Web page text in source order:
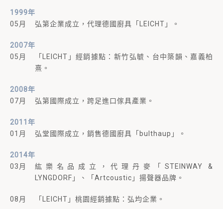
1999年
05月
弘第企業成立，代理德國廚具「LEICHT」。
2007年
05月
「LEICHT」經銷據點：新竹弘毓、台中築韻、嘉義柏
熹。
2008年
07月
弘第國際成立，跨足進口傢具產業。
2011年
01月
弘堂國際成立，銷售德國廚具「bulthaup」。
2014年
03月
紘樂名品成立，代理丹麥「STEINWAY &
LYNGDORF」、「Artcoustic」揚聲器品牌。
08月 「LEICHT」桃園經銷據點：弘均企業。